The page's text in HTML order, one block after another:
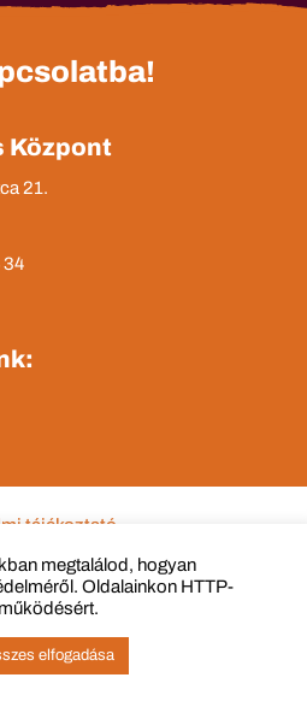
Központ
21.
34
All Rights Reserved
tájékoztató
megtalálod, hogyan
Oldalainkon HTTP-
elfogadása